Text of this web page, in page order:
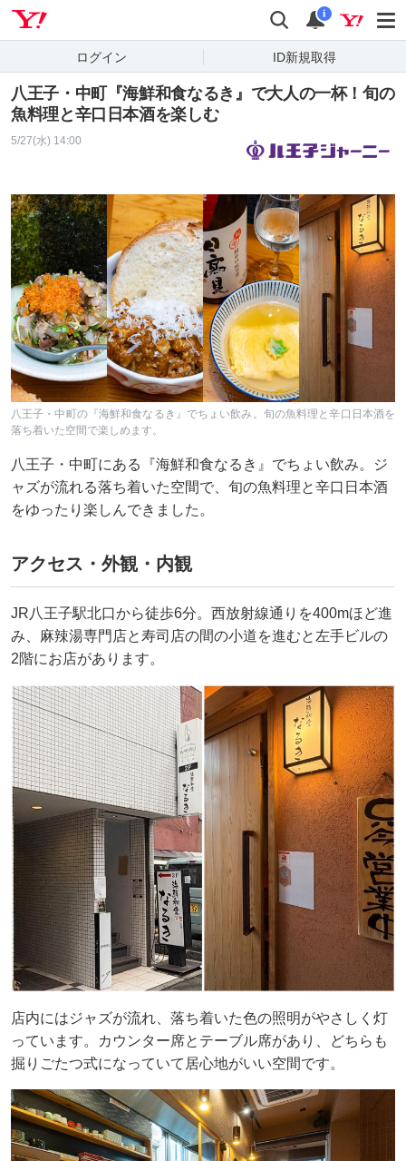
検索 通知
i
ログイン ID新規取得
八王子・中町『海鮮和食なるき』で大人の一杯！旬の
魚料理と辛口日本酒を楽しむ
5/27(水) 14:00
八王子・中町の『海鮮和食なるき』でちょい飲み。旬の魚料理と辛口日本酒を
落ち着いた空間で楽しめます。
八王子・中町にある『海鮮和食なるき』でちょい飲み。ジ
ャズが流れる落ち着いた空間で、旬の魚料理と辛口日本酒
をゆったり楽しんできました。
アクセス・外観・内観
JR八王子駅北口から徒歩6分。西放射線通りを400mほど進
み、麻辣湯専門店と寿司店の間の小道を進むと左手ビルの
2階にお店があります。
店内にはジャズが流れ、落ち着いた色の照明がやさしく灯
っています。カウンター席とテーブル席があり、どちらも
掘りごたつ式になっていて居心地がいい空間です。